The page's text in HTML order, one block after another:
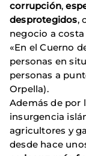
corrupción,
desprotegidos,
negocio a
«En el Cuerno
personas en
personas a
Orpella).
Además de por
insurgencia
agricultores y
desde hace